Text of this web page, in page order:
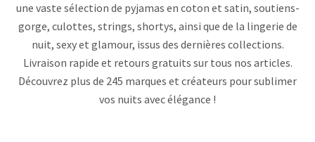
une vaste sélection de pyjamas en coton et satin, soutiens-
gorge, culottes, strings, shortys, ainsi que de la lingerie de
nuit, sexy et glamour, issus des dernières collections.
Livraison rapide et retours gratuits sur tous nos articles.
Découvrez plus de 245 marques et créateurs pour sublimer
vos nuits avec élégance !